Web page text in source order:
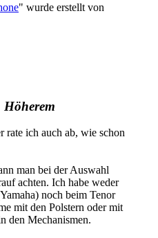
" wurde erstellt von
Höherem
rate ich auch ab, wie schon
man bei der Auswahl
achten. Ich habe weder
noch beim Tenor
mit den Polstern oder mit
den Mechanismen.